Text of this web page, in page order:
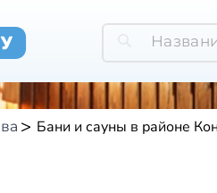
Бани и сауны в районе